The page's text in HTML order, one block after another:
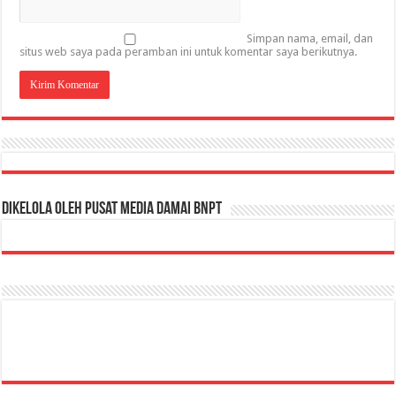
Simpan nama, email, dan
situs web saya pada peramban ini untuk komentar saya berikutnya.
Dikelola oleh Pusat Media Damai BNPT